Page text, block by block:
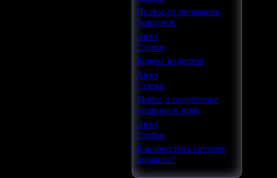
Польза от промывки
форсунок
Авто
Статьи
Кодекс водителя
Авто
Статьи
Мифы о подготовке
машины к зиме
Авто
Статьи
Как очистить систему
впрыска?